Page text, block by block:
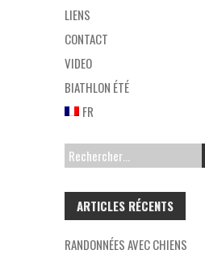
LIENS
CONTACT
VIDEO
BIATHLON ÉTÉ
FR
RECHERCHER :
ARTICLES RÉCENTS
RANDONNÉES AVEC CHIENS